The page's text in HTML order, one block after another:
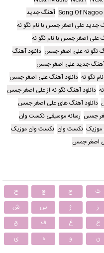
Song Of آهنگ جدید
جدید علی اصغر جمس با نام نگو نه
علی اصغر جمس با نام نگو نه
نگو نه علی اصغر جمس دانلود آهنگ
آهنگ جدید علی اصغر جمس
نگو نه دانلود آهنگ علی اصغر جمس
دانلود آهنگ نگو نه از علی اصغر جمس
دانلود آهنگ های علی اصغر جمس
جمس رسانه موسیقی نکست وان
نکست وان نکست وان موزیک
اصغر جمس
ث ج چ
ح
ز ژ س
ش
ع غ ف
ق
ن و ه ی